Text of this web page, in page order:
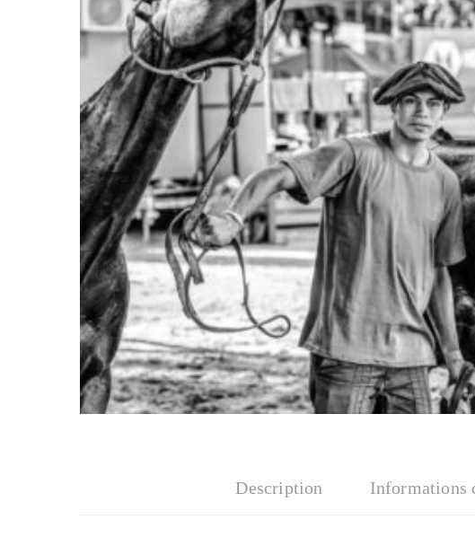
Description Informations